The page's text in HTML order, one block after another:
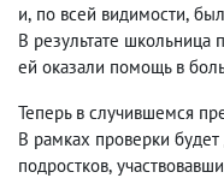
и, по всей видимости,
В результате школьница
ей оказали помощь в
Теперь в случившемся
В рамках проверки
подростков,